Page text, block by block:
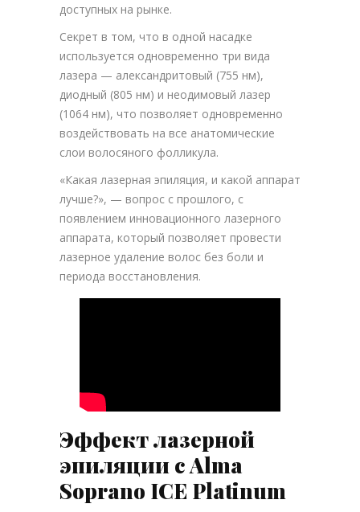
доступных на рынке.
Секрет в том, что в одной насадке
используется одновременно три вида
лазера — александритовый (755 нм),
диодный (805 нм) и неодимовый лазер
(1064 нм), что позволяет одновременно
воздействовать на все анатомические
слои волосяного фолликула.
«Какая лазерная эпиляция, и какой аппарат
лучше?», — вопрос с прошлого, с
появлением инновационного лазерного
аппарата, который позволяет провести
лазерное удаление волос без боли и
периода восстановления.
Эффект лазерной
эпиляции с Alma
Soprano ICE Platinum